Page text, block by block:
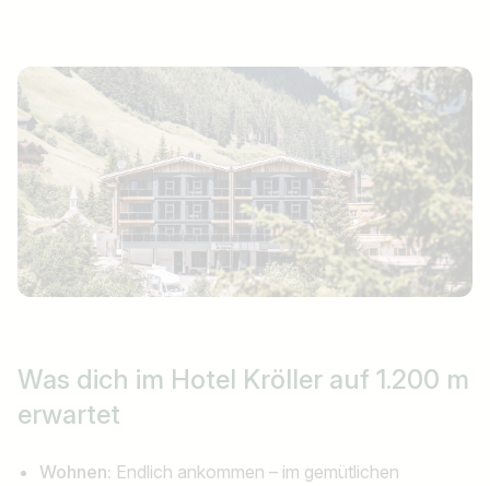
Was dich im Hotel Kröller auf 1.200 m
erwartet
Wohnen: Endlich ankommen – im gemütlichen